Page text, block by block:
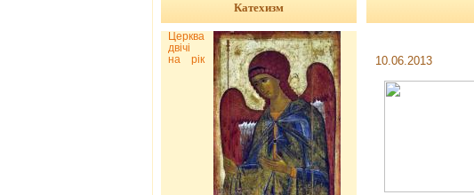
10.06.2013
Катехизм
Церква
двічі
на рік